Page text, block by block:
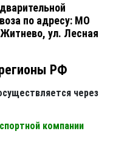
по адресу: МО
ул. Лесная
РФ
через
компании